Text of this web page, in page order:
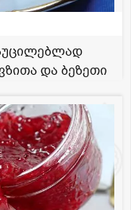
და ბეზეთი